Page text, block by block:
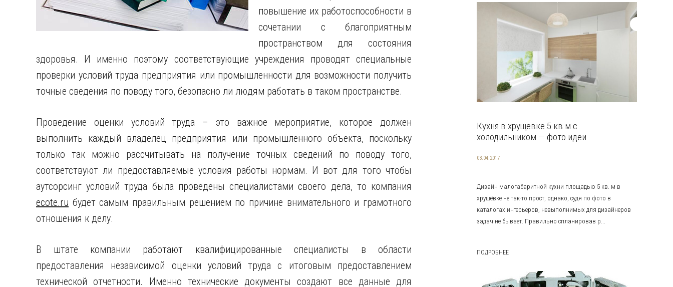
повышение их работоспособности в
сочетании с благоприятным
пространством для состояния
здоровья. И именно поэтому соответствующие учреждения проводят специальные
проверки условий труда предприятия или промышленности для возможности получить
точные сведения по поводу того, безопасно ли людям работать в таком пространстве.
Проведение оценки условий труда – это важное мероприятие, которое должен
выполнить каждый владелец предприятия или промышленного объекта, поскольку
только так можно рассчитывать на получение точных сведений по поводу того,
соответствуют ли предоставляемые условия работы нормам. И вот для того чтобы
аутсорсинг условий труда была проведены специалистами своего дела, то компания
ecote.ru будет самым правильным решением по причине внимательного и грамотного
отношения к делу.
В штате компании работают квалифицированные специалисты в области
предоставления независимой оценки условий труда с итоговым предоставлением
технической отчетности. Именно технические документы создают все данные для
Кухня в хрущевке 5 кв м с
холодильником — фото идеи
03.04.2017
Дизайн малогабаритной кухни площадью 5 кв. м в
хрущёвке не так-то прост, однако, судя по фото в
каталогах интерьеров, невыполнимых для дизайнеров
задач не бывает. Правильно спланировав р...
ПОДРОБНЕЕ